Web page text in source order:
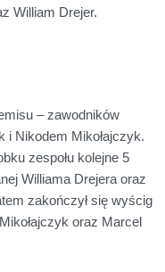
William Drejer.
– zawodników
i Nikodem Mikołajczyk.
zespołu kolejne 5
Williama Drejera oraz
zakończył się wyścig
oraz Marcel